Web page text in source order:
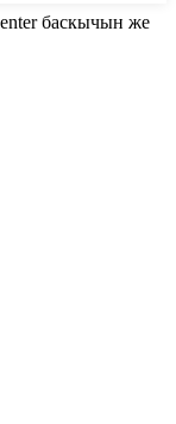
баскычын же